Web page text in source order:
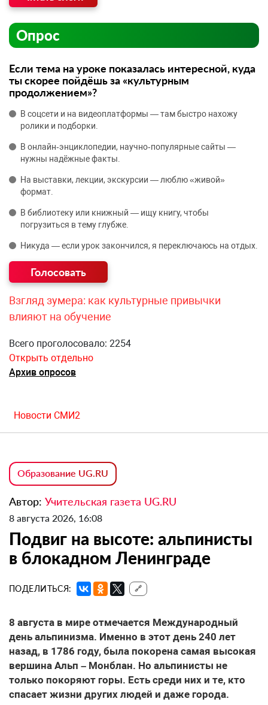
Опрос
Если тема на уроке показалась интересной, куда
ты скорее пойдёшь за «культурным
продолжением»?
В соцсети и на видеоплатформы — там быстро нахожу
ролики и подборки.
В онлайн‑энциклопедии, научно‑популярные сайты —
нужны надёжные факты.
На выставки, лекции, экскурсии — люблю «живой»
формат.
В библиотеку или книжный — ищу книгу, чтобы
погрузиться в тему глубже.
Никуда — если урок закончился, я переключаюсь на отдых.
Взгляд зумера: как культурные привычки
влияют на обучение
Всего проголосовало: 2254
Открыть отдельно
Архив опросов
Новости СМИ2
Образование UG.RU
Автор: Учительская газета UG.RU
8 августа 2026, 16:08
Подвиг на высоте: альпинисты
в блокадном Ленинграде
ПОДЕЛИТЬСЯ: 🔗
8 августа в мире отмечается Международный
день альпинизма. Именно в этот день 240 лет
назад, в 1786 году, была покорена самая высокая
вершина Альп – Монблан. Но альпинисты не
только покоряют горы. Есть среди них и те, кто
спасает жизни других людей и даже города.